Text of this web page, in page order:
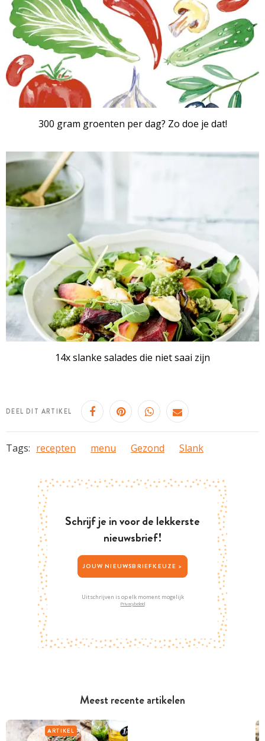
Meest recente artikelen
ARTIKEL
300 gram groenten per dag? Zo doe je dat!
14x slanke salades die niet saai zijn
DEEL DIT ARTIKEL
Tags: recepten menu Gezond Slank
Schrijf je in voor de lekkerste
nieuwsbrief!
JOUW NIEUWSBRIEFKEUZE >
Uitschrijven is op elk moment mogelijk
Privacybeleid